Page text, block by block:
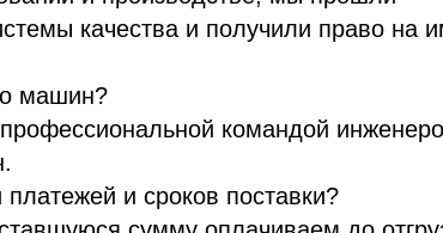
качества и получили право на
машин?
командой
и сроков поставки?